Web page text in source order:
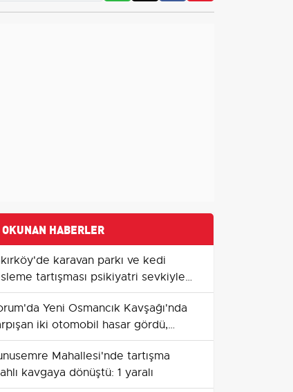
HABERLER
karavan parkı ve kedi
tartışması psikiyatri sevkiyle
Yeni Osmancık Kavşağı'nda
iki otomobil hasar gördü,
sağ kurtuldu
Mahallesi'nde tartışma
kavgaya dönüştü: 1 yaralı